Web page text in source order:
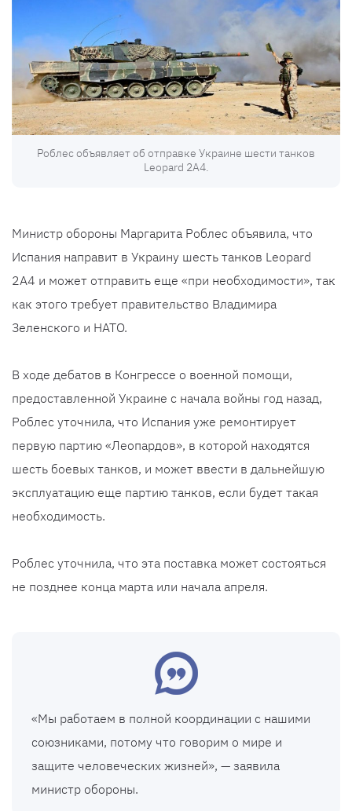
Роблес объявляет об отправке Украине шести танков
Leopard 2A4.
Министр обороны Маргарита Роблес объявила, что
Испания направит в Украину шесть танков Leopard
2A4 и может отправить еще «при необходимости», так
как этого требует правительство Владимира
Зеленского и НАТО.
В ходе дебатов в Конгрессе о военной помощи,
предоставленной Украине с начала войны год назад,
Роблес уточнила, что Испания уже ремонтирует
первую партию «Леопардов», в которой находятся
шесть боевых танков, и может ввести в дальнейшую
эксплуатацию еще партию танков, если будет такая
необходимость.
Роблес уточнила, что эта поставка может состояться
не позднее конца марта или начала апреля.
«Мы работаем в полной координации с нашими
союзниками, потому что говорим о мире и
защите человеческих жизней», — заявила
министр обороны.